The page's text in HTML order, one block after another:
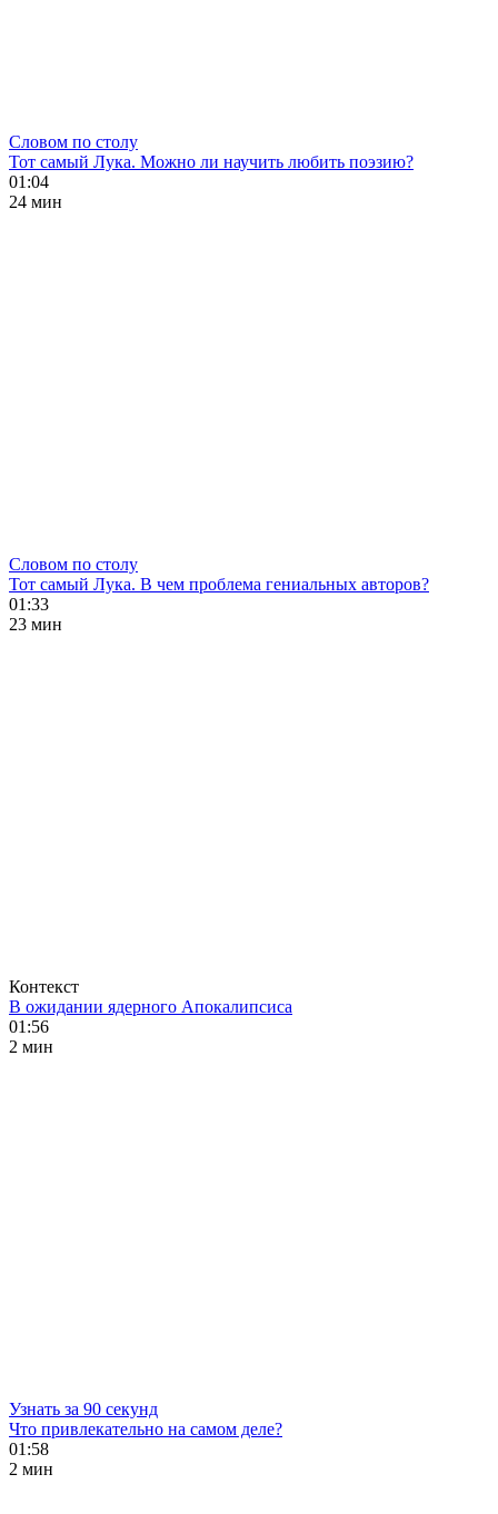
Словом по столу
Тот самый Лука. Можно ли научить любить поэзию?
01:04
24 мин
Словом по столу
Тот самый Лука. В чем проблема гениальных авторов?
01:33
23 мин
Контекст
В ожидании ядерного Апокалипсиса
01:56
2 мин
Узнать за 90 секунд
Что привлекательно на самом деле?
01:58
2 мин